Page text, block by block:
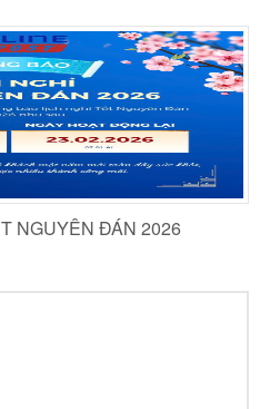
NGUYÊN ĐÁN 2026